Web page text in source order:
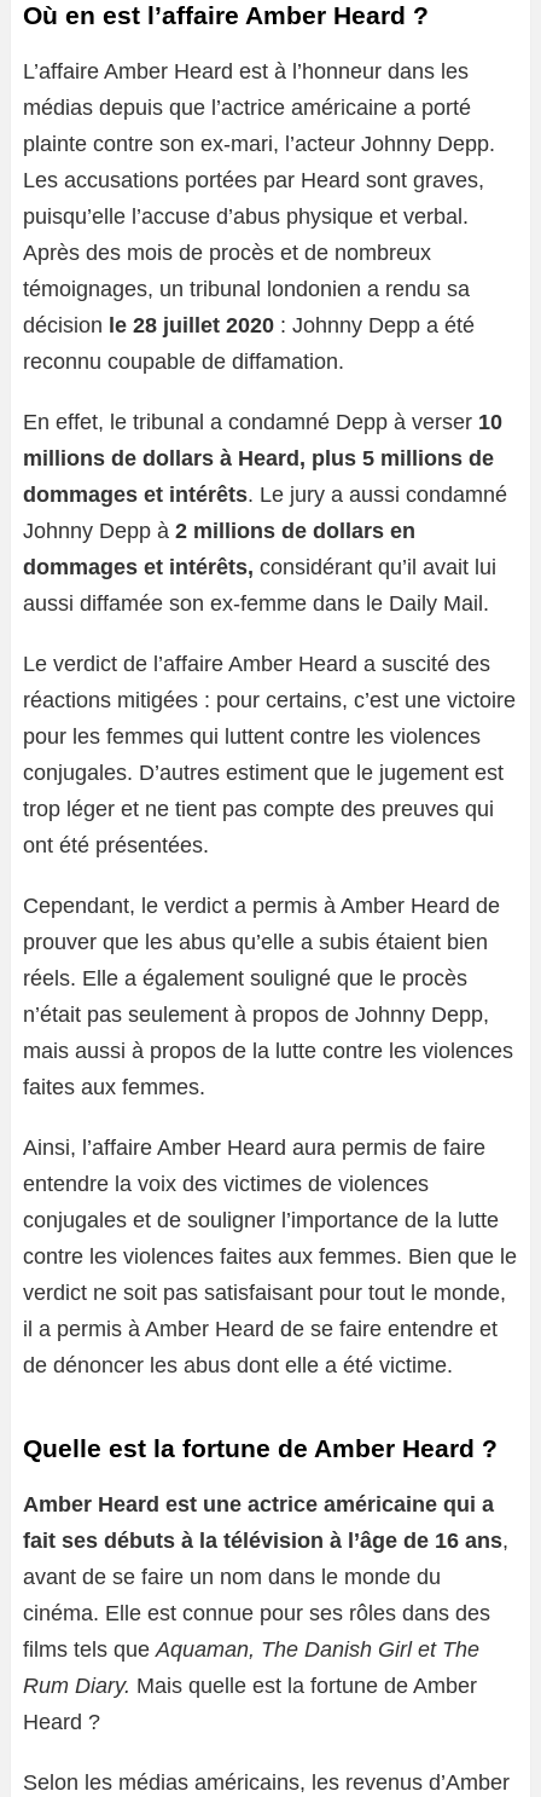
Où en est l’affaire Amber Heard ?
L’affaire Amber Heard est à l’honneur dans les
médias depuis que l’actrice américaine a porté
plainte contre son ex-mari, l’acteur Johnny Depp.
Les accusations portées par Heard sont graves,
puisqu’elle l’accuse d’abus physique et verbal.
Après des mois de procès et de nombreux
témoignages, un tribunal londonien a rendu sa
décision le 28 juillet 2020 : Johnny Depp a été
reconnu coupable de diffamation.
En effet, le tribunal a condamné Depp à verser 10
millions de dollars à Heard, plus 5 millions de
dommages et intérêts. Le jury a aussi condamné
Johnny Depp à 2 millions de dollars en
dommages et intérêts, considérant qu’il avait lui
aussi diffamée son ex-femme dans le Daily Mail.
Le verdict de l’affaire Amber Heard a suscité des
réactions mitigées : pour certains, c’est une victoire
pour les femmes qui luttent contre les violences
conjugales. D’autres estiment que le jugement est
trop léger et ne tient pas compte des preuves qui
ont été présentées.
Cependant, le verdict a permis à Amber Heard de
prouver que les abus qu’elle a subis étaient bien
réels. Elle a également souligné que le procès
n’était pas seulement à propos de Johnny Depp,
mais aussi à propos de la lutte contre les violences
faites aux femmes.
Ainsi, l’affaire Amber Heard aura permis de faire
entendre la voix des victimes de violences
conjugales et de souligner l’importance de la lutte
contre les violences faites aux femmes. Bien que le
verdict ne soit pas satisfaisant pour tout le monde,
il a permis à Amber Heard de se faire entendre et
de dénoncer les abus dont elle a été victime.
Quelle est la fortune de Amber Heard ?
Amber Heard est une actrice américaine qui a
fait ses débuts à la télévision à l’âge de 16 ans,
avant de se faire un nom dans le monde du
cinéma. Elle est connue pour ses rôles dans des
films tels queAquaman, The Danish Girl et The
Rum Diary. Mais quelle est la fortune de Amber
Heard ?
Selon les médias américains, les revenus d’Amber